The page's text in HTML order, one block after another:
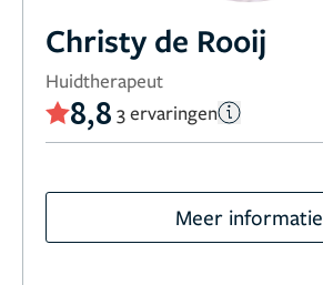
Christy de Rooij
Huidtherapeut
8,8 3 ervaringen
Meer informatie